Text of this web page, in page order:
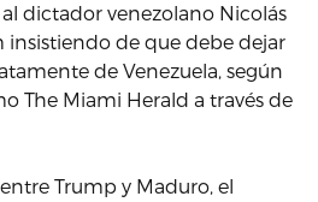
dictador venezolano Nicolás
de que debe dejar
de Venezuela, según
The Miami Herald a través de
Trump y Maduro, el